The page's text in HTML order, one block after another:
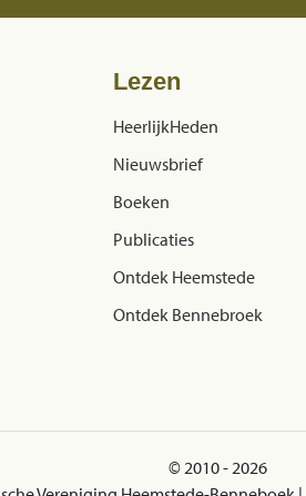
Lezen
HeerlijkHeden
Nieuwsbrief
Boeken
Publicaties
Ontdek Heemstede
Ontdek Bennebroek
© 2010 - 2026